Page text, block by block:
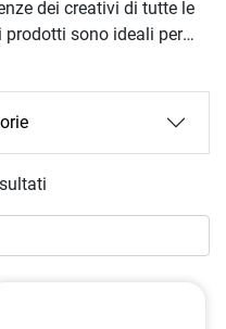
dei creativi di tutte le
prodotti sono ideali per
tra cui disegno,
ancora. Realizzati
vibranti, questi
superiore e una durata
con noi. Grazie alla
descrizioni dettagliate
i
per ottenere i
Con i nostri